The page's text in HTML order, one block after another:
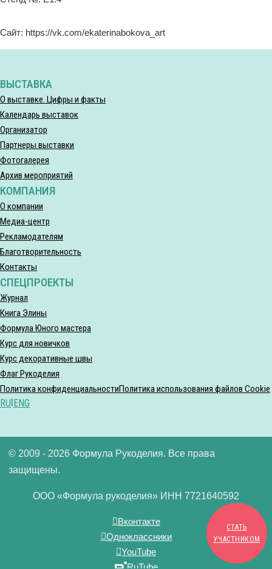
Сайт: https://vk.com/ekaterinabokova_art
ВЫСТАВКА
О выставке. Цифры и факты
Календарь выставок
Организатор
Партнеры выставки
Фотогалерея
Архив мероприятий
КОМПАНИЯ
О компании
Медиа-центр
Рекламодателям
Благотворительность
Контакты
СПЕЦПРОЕКТЫ
Журнал
Книга Элины
Формула Юного мастера
Курс для новичков
Курс декоративные швы
Флаг Рукоделия
СТАТЬ
УЧАСТНИКОМ
Политика конфиденциальностиПолитика использования файлов Cookie
RU ENG
© 2009 - 2026 Формула Рукоделия. Все права
защищены.
ООО «Формула рукоделия» ИНН 7721640592
Вконтакте
Одноклассники
YouTube
RuTube